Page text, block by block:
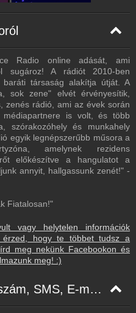
Radio online adását, ami
sugároz! A rádiót 2010-ben
társaság alakítja útját. A
sok zene" elvét érvényesítik,
zenés rádió, ami az évek során
is volt, és több
szórakozóhely és munkahely
egyik legnépszerűbb műsora a
amelynek rezidens
előkészítve a hangulatot a
annyit, hallgassunk zenét!" -
Fiatalosan!"
vagy helytelen információk
érzed, hogy te többet tudsz a
meg nekünk Facebookon és
meg! :)
Elérhetőségek - Telefonszám, SMS, E-mail, Facebook